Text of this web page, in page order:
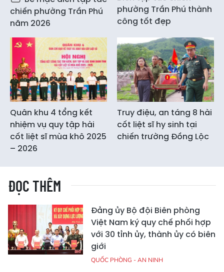
chiến phường Trần Phú
năm 2026
phường Trần Phú thành
công tốt đẹp
Quân khu 4 tổng kết
nhiệm vụ quy tập hài
cốt liệt sĩ mùa khô 2025
– 2026
Truy điệu, an táng 8 hài
cốt liệt sĩ hy sinh tại
chiến trường Đồng Lộc
ĐỌC THÊM
Đảng ủy Bộ đội Biên phòng
Việt Nam ký quy chế phối hợp
với 30 tỉnh ủy, thành ủy có biên
giới
QUỐC PHÒNG - AN NINH